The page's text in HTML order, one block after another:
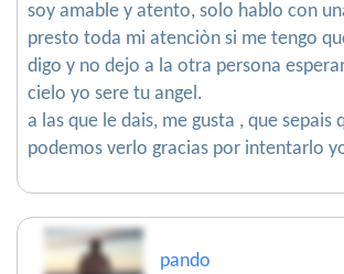
soy amable y atento, solo hablo con
presto toda mi atenciòn si me tengo
digo y no dejo a la otra persona
cielo yo sere tu angel.
a las que le dais, me gusta , que sepais
podemos verlo gracias por intentarlo
pando